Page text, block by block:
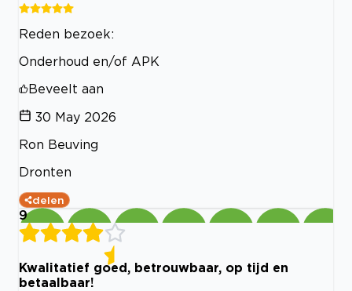
Reden bezoek:
Onderhoud en/of APK
Beveelt aan
30 May 2026
Ron Beuving
Dronten
delen
9
Kwalitatief goed, betrouwbaar, op tijd en
betaalbaar!